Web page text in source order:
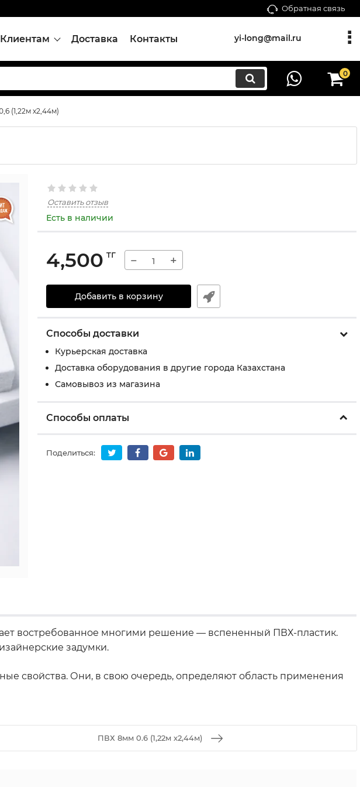
Обратная связь
Клиентам Доставка Контакты yi-long@mail.ru
0
(1,22м х2,44м)
Оставить отзыв
Есть в наличии
4,500 тг − +
Добавить в корзину
Способы доставки
Курьерская доставка
Доставка оборудования в другие города Казахстана
Самовывоз из магазина
Способы оплаты
Поделиться:
востребованное многими решение — вспененный ПВХ-пластик.
задумки.
свойства. Они, в свою очередь, определяют область применения
ПВХ 8мм 0.6 (1,22м х2,44м)